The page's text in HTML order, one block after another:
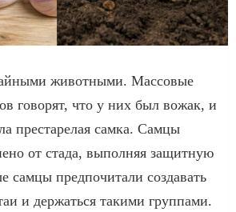
животными. Массовые
говорят, что у них был вожак, и
престарелая самка. Самцы
от стада, выполняя защитную
предпочитали создавать
и держаться такими группами.